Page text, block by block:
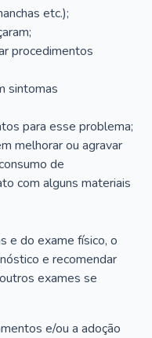
etc.);
procedimentos
sintomas
para esse problema;
melhorar ou agravar
de
com alguns materiais
e do exame físico, o
e recomendar
exames se
e/ou a adoção